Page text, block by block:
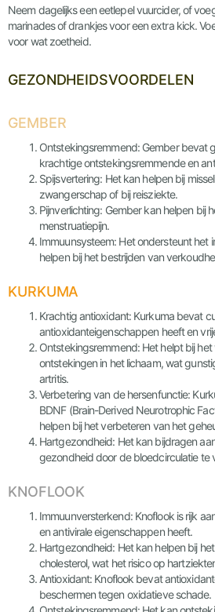
Neem dagelijks een eetlepel vuurcider, of
marinades of drankjes voor een extra kick.
voor wat zoetheid.
GEZONDHEIDSVOORDELEN
GEMBER
Ontstekingsremmend: Gember bevat
krachtige ontstekingsremmende en
Spijsvertering: Het kan helpen bij
zwangerschap of bij reisziekte.
Pijnverlichting: Gember kan helpen bij
menstruatiepijn.
Immuunsysteem: Het ondersteunt het
helpen bij het bestrijden van
KURKUMA
Krachtig antioxidant: Kurkuma bevat
antioxidanteigenschappen heeft en
Ontstekingsremmend: Het helpt bij
ontstekingen in het lichaam, wat
artritis.
Verbetering van de hersenfunctie:
BDNF (Brain-Derived Neurotrophic
helpen bij het verbeteren van het
Hartgezondheid: Het kan bijdragen
gezondheid door de bloedcirculatie te
KNOFLOOK
Immuunversterkend: Knoflook is rijk
en antivirale eigenschappen heeft.
Hartgezondheid: Het kan helpen bij
cholesterol, wat het risico op
Antioxidant: Knoflook bevat
beschermen tegen oxidatieve schade.